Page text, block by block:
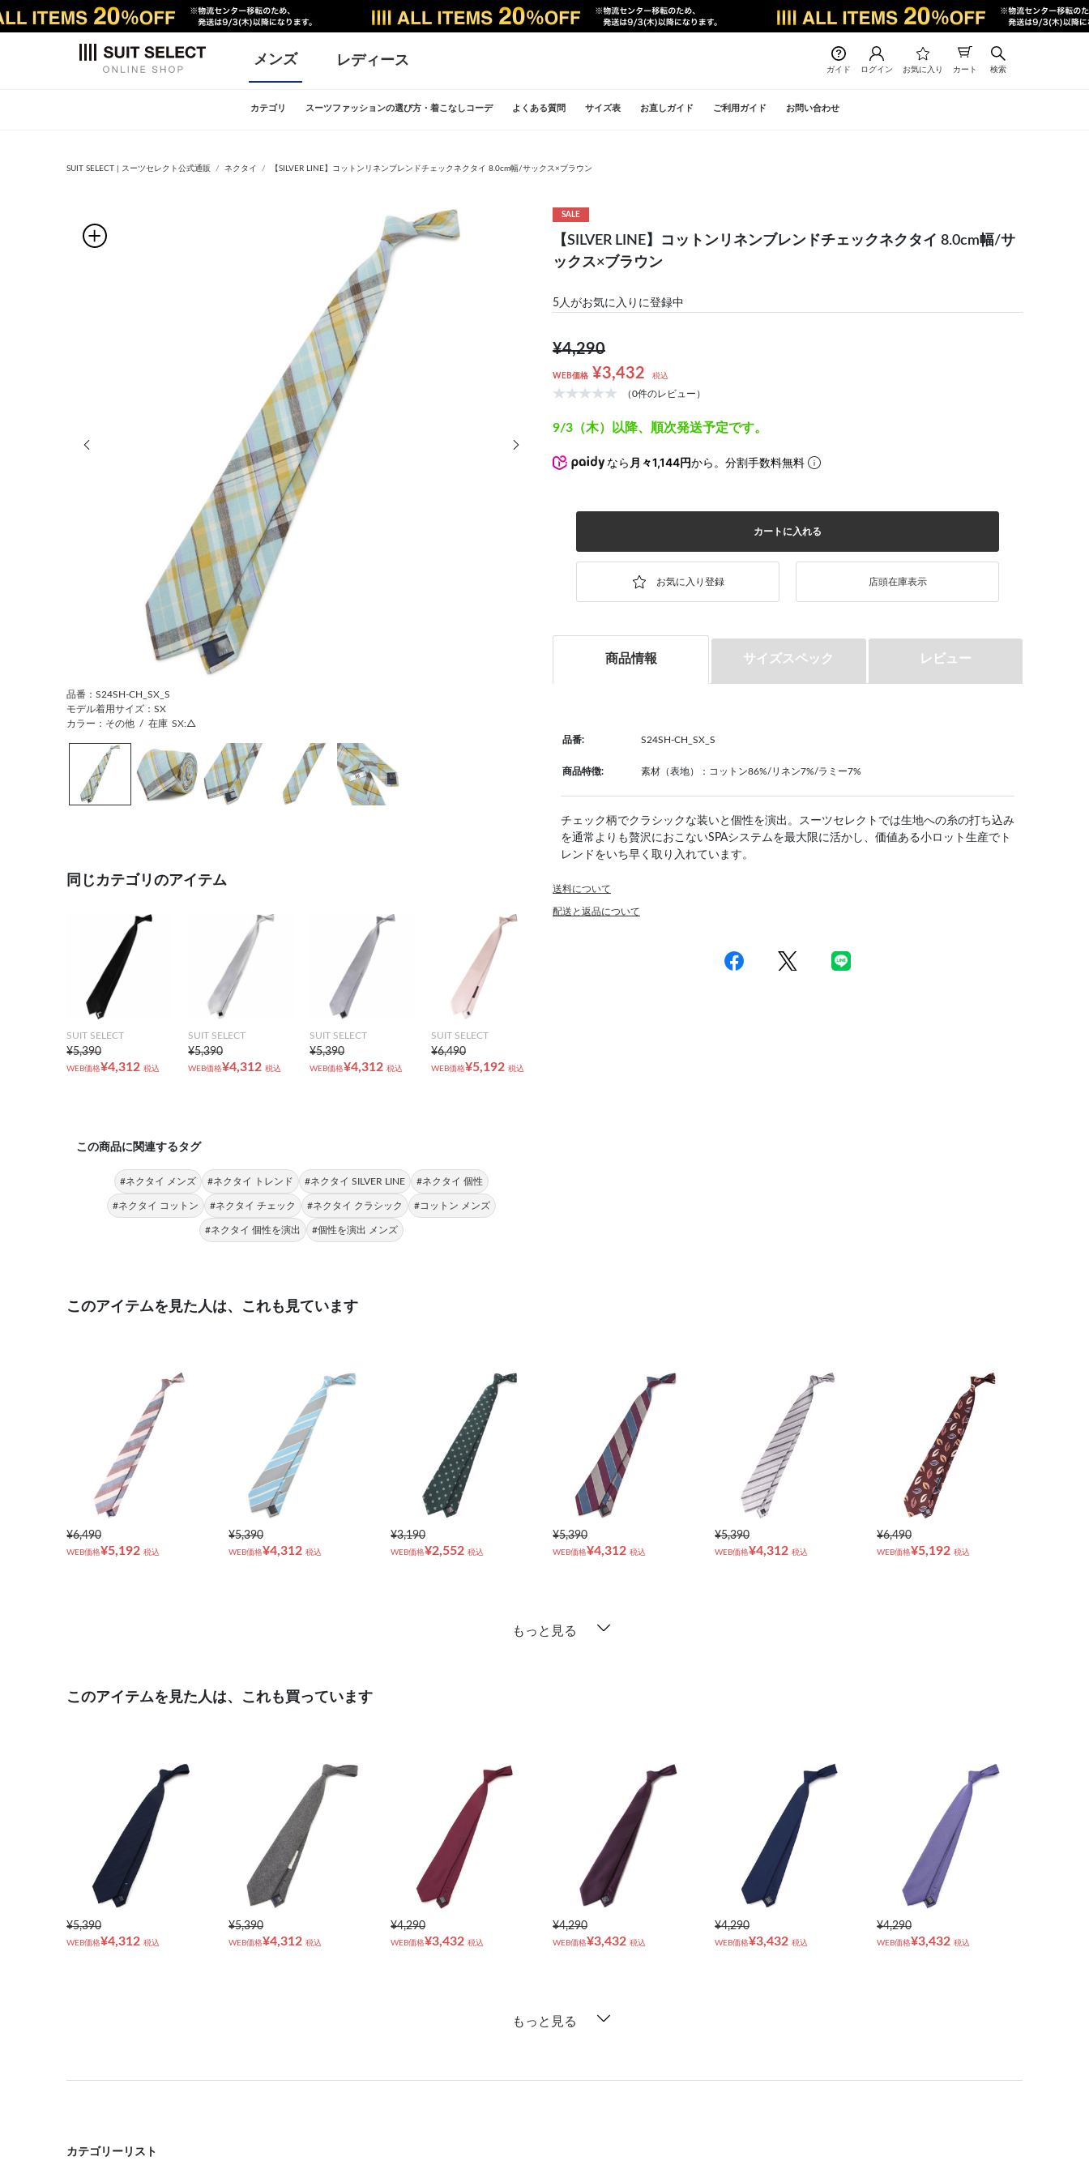
メンズ レディース
ガイド ログイン お気に入り カート 検索
カテゴリ スーツファッションの選び方・着こなしコーデ よくある質問 サイズ表 お直しガイド ご利用ガイド お問い合わせ
SUIT SELECT | スーツセレクト公式通販 ネクタイ 【SILVER LINE】コットンリネンブレンドチェックネクタイ 8.0cm幅/サックス×ブラウン
次の画像
品番：S24SH-CH_SX_S
モデル着用サイズ：SX
カラー：その他 / 在庫 SX:△
同じカテゴリのアイテム
SUIT SELECT
¥5,390
WEB価格¥4,312 税込
SUIT SELECT
¥5,390
WEB価格¥4,312 税込
SUIT SELECT
¥5,390
WEB価格¥4,312 税込
SUIT SELECT
¥6,490
WEB価格¥5,192 税込
この商品に関連するタグ
#ネクタイ メンズ #ネクタイ トレンド #ネクタイ SILVER LINE #ネクタイ 個性
#ネクタイ コットン #ネクタイ チェック #ネクタイ クラシック #コットン メンズ
#ネクタイ 個性を演出 #個性を演出 メンズ
SALE
【SILVER LINE】コットンリネンブレンドチェックネクタイ 8.0cm幅/サ
ックス×ブラウン
5人がお気に入りに登録中
¥4,290
WEB価格 ¥3,432 税込
（0件のレビュー）
9/3（木）以降、順次発送予定です。
なら 月々1,144円から。分割手数料無料
カートに入れる
店頭在庫表示
商品情報 サイズスペック レビュー
品番: S24SH-CH_SX_S
商品特徴: 素材（表地）：コットン86%/リネン7%/ラミー7%
チェック柄でクラシックな装いと個性を演出。スーツセレクトでは生地への糸の打ち込み
を通常よりも贅沢におこないSPAシステムを最大限に活かし、価値ある小ロット生産でト
レンドをいち早く取り入れています。
送料について
配送と返品について
このアイテムを見た人は、これも見ています
¥6,490
WEB価格¥5,192 税込
¥5,390
WEB価格¥4,312 税込
¥3,190
WEB価格¥2,552 税込
¥5,390
WEB価格¥4,312 税込
¥5,390
WEB価格¥4,312 税込
¥6,490
WEB価格¥5,192 税込
もっと見る
このアイテムを見た人は、これも買っています
¥5,390
WEB価格¥4,312 税込
¥5,390
WEB価格¥4,312 税込
¥4,290
WEB価格¥3,432 税込
¥4,290
WEB価格¥3,432 税込
¥4,290
WEB価格¥3,432 税込
¥4,290
WEB価格¥3,432 税込
もっと見る
カテゴリーリスト